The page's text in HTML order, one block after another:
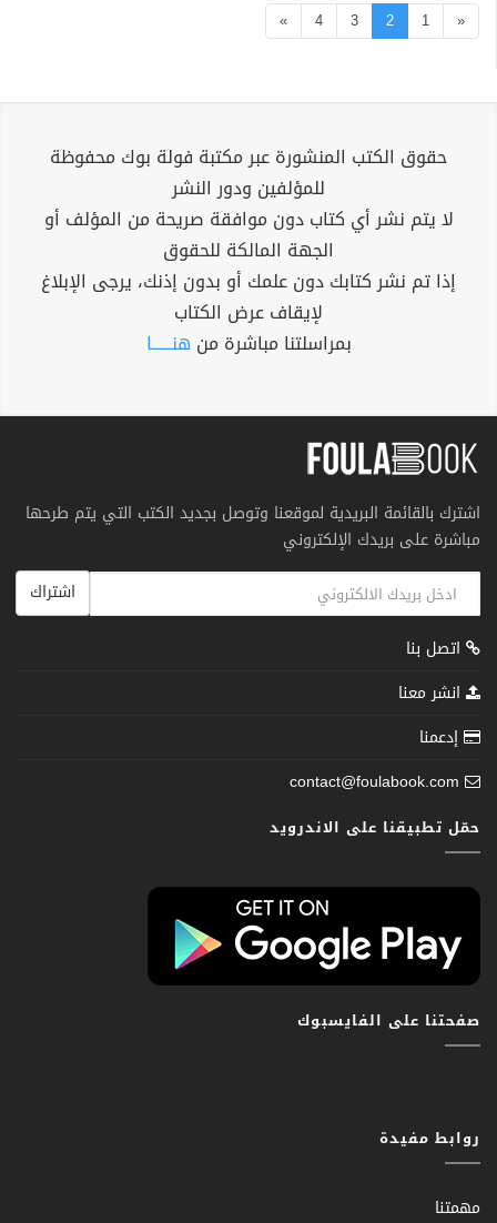
«
1
2
3
4
»
حقوق الكتب المنشورة عبر مكتبة فولة بوك محفوظة
للمؤلفين ودور النشر
لا يتم نشر أي كتاب دون موافقة صريحة من المؤلف أو
الجهة المالكة للحقوق
إذا تم نشر كتابك دون علمك أو بدون إذنك، يرجى الإبلاغ
لإيقاف عرض الكتاب
بمراسلتنا مباشرة من هنــــــا
اشترك بالقائمة البريدية لموقعنا وتوصل بجديد الكتب التي يتم طرحها
مباشرة على بريدك الإلكتروني
اشتراك
اتصل بنا
انشر معنا
إدعمنا
contact@foulabook.com
حمّل تطبيقنا على الاندرويد
صفحتنا على الفايسبوك
روابط مفيدة
مهمتنا